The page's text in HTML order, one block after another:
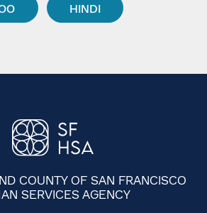
HINDI​​
COUNTY OF SAN FRANCISCO
SERVICES AGENCY